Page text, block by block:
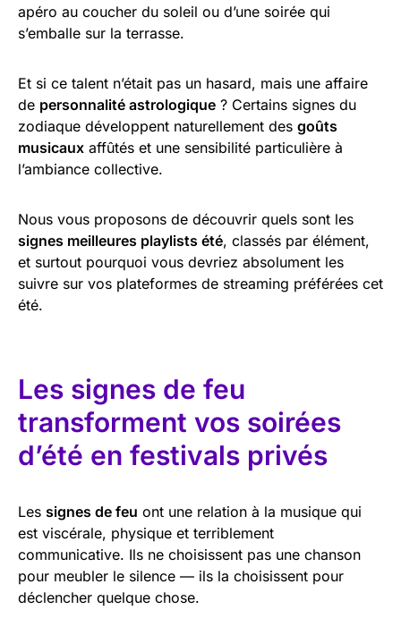
apéro au coucher du soleil ou d’une soirée qui
s’emballe sur la terrasse.
Et si ce talent n’était pas un hasard, mais une affaire
de personnalité astrologique ? Certains signes du
zodiaque développent naturellement des goûts
musicaux affûtés et une sensibilité particulière à
l’ambiance collective.
Nous vous proposons de découvrir quels sont les
signes meilleures playlists été, classés par élément,
et surtout pourquoi vous devriez absolument les
suivre sur vos plateformes de streaming préférées cet
été.
Les signes de feu
transforment vos soirées
d’été en festivals privés
Les signes de feu ont une relation à la musique qui
est viscérale, physique et terriblement
communicative. Ils ne choisissent pas une chanson
pour meubler le silence — ils la choisissent pour
déclencher quelque chose.